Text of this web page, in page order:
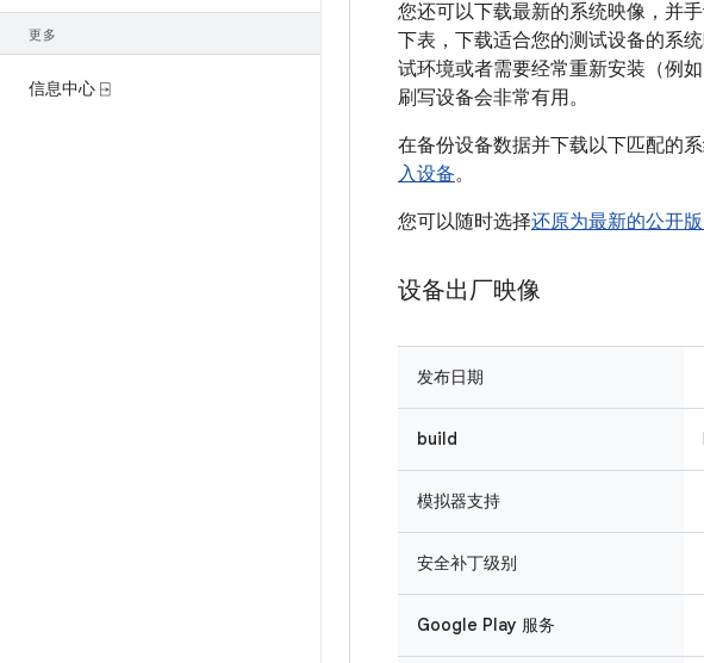
更多
信息中心 ⍈
您还可以下载最新的系统映像，并
下表，下载适合您的测试设备的系
试环境或者需要经常重新安装（例
刷写设备会非常有用。
在备份设备数据并下载以下匹配的
入设备。
您可以随时选择还原为最新的公开
设备出厂映像
发布日期
build
模拟器支持
安全补丁级别
Google Play 服务